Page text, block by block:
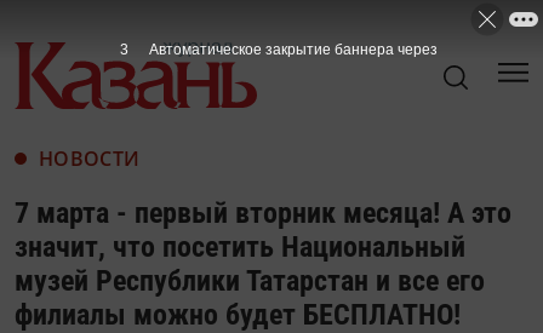
НОВОСТИ
7 марта - первый вторник месяца! А это
значит, что посетить Национальный
музей Республики Татарстан и все его
филиалы можно будет БЕСПЛАТНО!
2 Автоматическое закрытие баннера через